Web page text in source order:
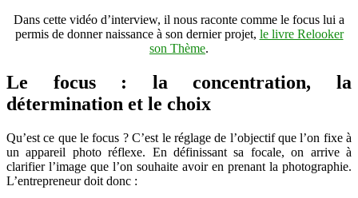
Dans cette vidéo d’interview, il nous raconte comme le focus lui a
permis de donner naissance à son dernier projet, le livre Relooker
son Thème.
Le focus : la concentration, la
détermination et le choix
Qu’est ce que le focus ? C’est le réglage de l’objectif que l’on fixe à
un appareil photo réflexe. En définissant sa focale, on arrive à
clarifier l’image que l’on souhaite avoir en prenant la photographie.
L’entrepreneur doit donc :